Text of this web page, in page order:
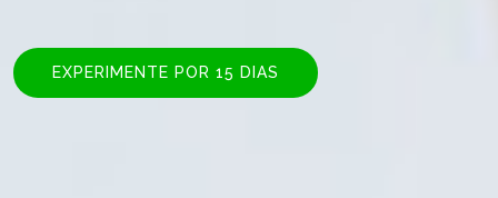
EXPERIMENTE POR 15 DIAS